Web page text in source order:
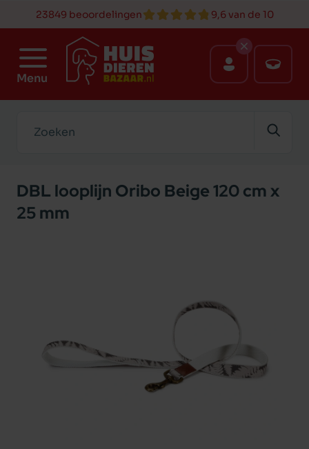
23849 beoordelingen 9,6 van de 10
Menu
DBL looplijn Oribo Beige 120 cm x
25 mm